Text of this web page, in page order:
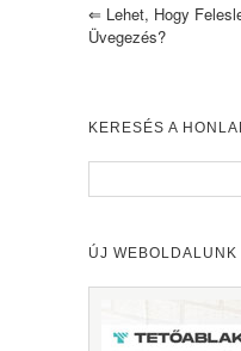
⇐ Lehet, Hogy
Üvegezés?
KERESÉS A
ÚJ WEBOLDALUNK